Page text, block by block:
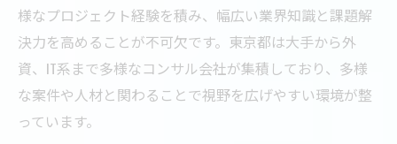
様なプロジェクト経験を積み、幅広い業界知識と課題解
決力を高めることが不可欠です。東京都は大手から外
資、IT系まで多様なコンサル会社が集積しており、多様
な案件や人材と関わることで視野を広げやすい環境が整
っています。